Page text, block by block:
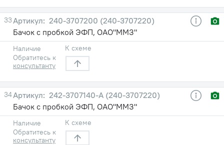
33
240-3707200 (240-3707220)
Бачок с пробкой ЭФП, ОАО"ММЗ"
Наличие
Обратитесь к
консультанту
К схеме
34
242-3707140-A (240-3707220)
Бачок с пробкой ЭФП, ОАО"ММЗ"
Наличие
Обратитесь к
консультанту
К схеме